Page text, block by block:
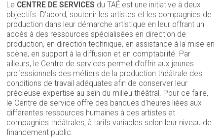
Le CENTRE DE SERVICES du TAÉ est une initiative à deux
objectifs. D’abord, soutenir les artistes et les compagnies de
production dans leur démarche artistique en leur offrant un
accès à des ressources spécialisées en direction de
production, en direction technique, en assistance à la mise en
scène, en support à la diffusion et en comptabilité. Par
ailleurs, le Centre de services permet d’offrir aux jeunes
professionnels des métiers de la production théâtrale des
conditions de travail adéquates afin de conserver leur
précieuse expertise au sein du milieu théâtral. Pour ce faire,
le Centre de service offre des banques d’heures liées aux
différentes ressources humaines à des artistes et
compagnies théâtrales, à tarifs variables selon leur niveau de
financement public.